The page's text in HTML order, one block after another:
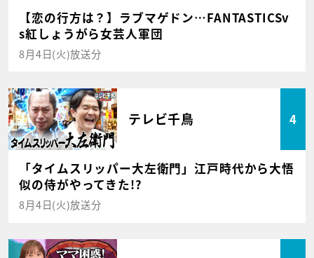
【恋の行方は？】ラブマゲドン…FANTASTICSv
s紅しょうがら女芸人軍団
8月4日(火)放送分
テレビ千鳥 4
「タイムスリッパー大左衛門」江戸時代から大悟
似の侍がやってきた!?
8月4日(火)放送分